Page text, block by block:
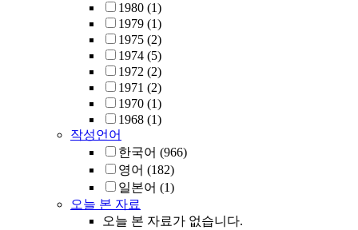
1980 (1)
1979 (1)
1975 (2)
1974 (5)
1972 (2)
1971 (2)
1970 (1)
1968 (1)
작성언어
한국어 (966)
영어 (182)
일본어 (1)
오늘 본 자료
오늘 본 자료가 없습니다.